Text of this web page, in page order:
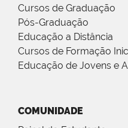
Cursos de Graduação
Pós-Graduação
Educação a Distância
Cursos de Formação
Educação de Jovens e
COMUNIDADE